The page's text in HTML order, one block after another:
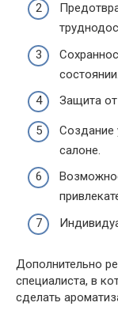
состоянии.
Защита
Создание
салоне.
Дополнительно
специалиста, в
сделать